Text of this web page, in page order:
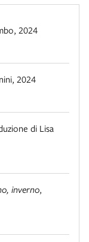
, 2024
, 2024
di Lisa
inverno,